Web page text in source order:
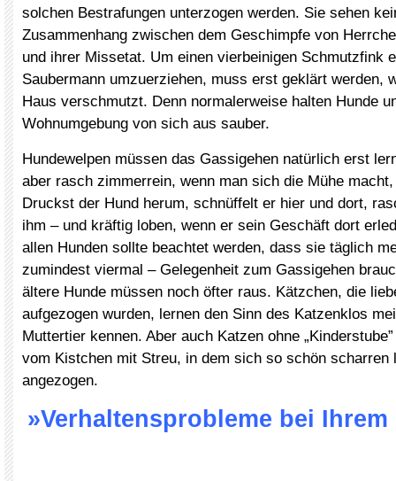
solchen Bestrafungen unterzogen werden. Sie sehen
Zusammenhang zwischen dem Geschimpfe von
und ihrer Missetat. Um einen vierbeinigen Schmutzfink
Saubermann umzuerziehen, muss erst geklärt werden,
Haus verschmutzt. Denn normalerweise halten Hunde
Wohnumgebung von sich aus sauber.
Hundewelpen müssen das Gassigehen natürlich erst
aber rasch zimmerrein, wenn man sich die Mühe
Druckst der Hund herum, schnüffelt er hier und dort,
ihm – und kräftig loben, wenn er sein Geschäft dort
allen Hunden sollte beachtet werden, dass sie täglich
zumindest viermal – Gelegenheit zum Gassigehen
ältere Hunde müssen noch öfter raus. Kätzchen, die
aufgezogen wurden, lernen den Sinn des Katzenklos
Muttertier kennen. Aber auch Katzen ohne
vom Kistchen mit Streu, in dem sich so schön scharren
angezogen.
»Verhaltensprobleme bei